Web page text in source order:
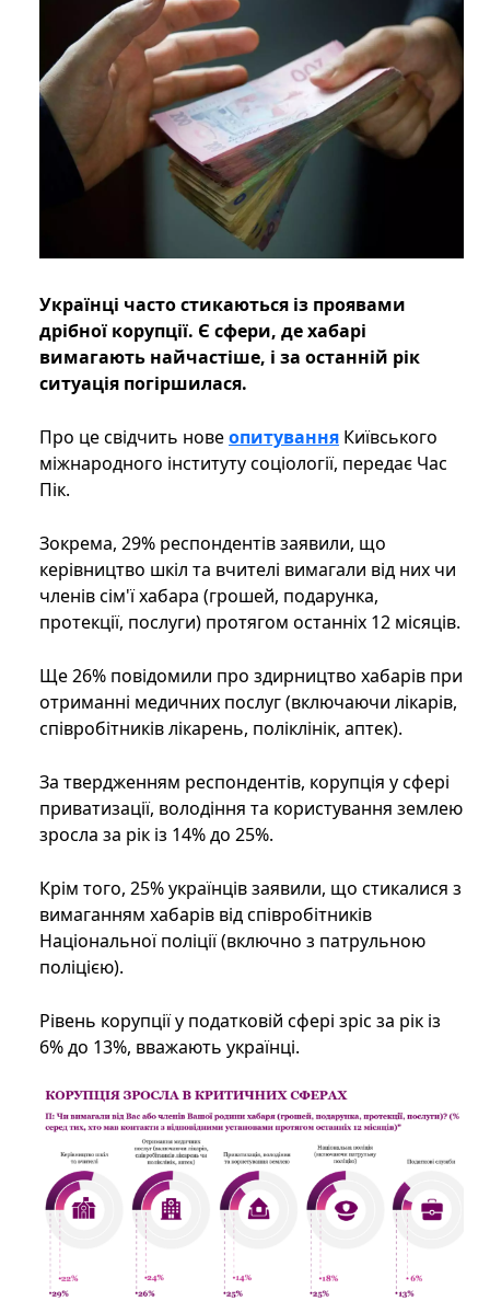
Українці часто стикаються із проявами
дрібної корупції. Є сфери, де хабарі
вимагають найчастіше, і за останній рік
ситуація погіршилася.
Про це свідчить новеопитування Київського
міжнародного інституту соціології, передає Час
Пік.
Зокрема, 29% респондентів заявили, що
керівництво шкіл та вчителі вимагали від них чи
членів сім'ї хабара (грошей, подарунка,
протекції, послуги) протягом останніх 12 місяців.
Ще 26% повідомили про здирництво хабарів при
отриманні медичних послуг (включаючи лікарів,
співробітників лікарень, поліклінік, аптек).
За твердженням респондентів, корупція у сфері
приватизації, володіння та користування землею
зросла за рік із 14% до 25%.
Крім того, 25% українців заявили, що стикалися з
вимаганням хабарів від співробітників
Національної поліції (включно з патрульною
поліцією).
Рівень корупції у податковій сфері зріс за рік із
6% до 13%, вважають українці.